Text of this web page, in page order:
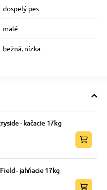
dospelý pes
malé
bežná, nízka
- kačacie 17kg
- jahňacie 17kg